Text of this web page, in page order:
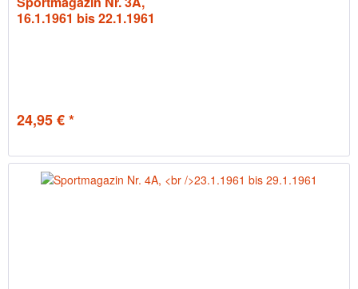
16.1.1961 bis 22.1.1961
24,95 € *